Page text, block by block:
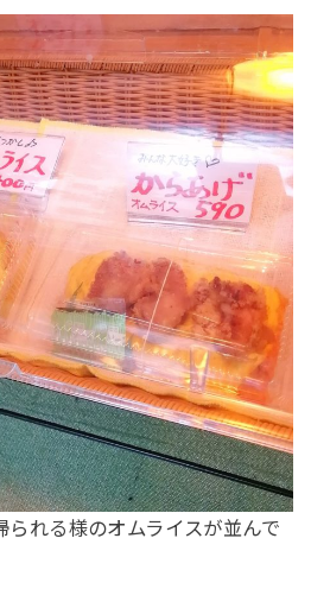
られる様のオムライスが並んで